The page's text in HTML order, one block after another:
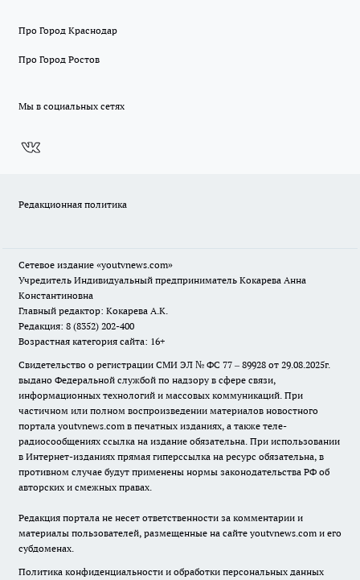
Про Город Краснодар
Про Город Ростов
Мы в социальных сетях
Редакционная политика
Сетевое издание «youtvnews.com»
Учредитель Индивидуальный предприниматель Кокарева Анна
Константиновна
Главный редактор: Кокарева А.К.
Редакция: 8 (8352) 202-400
Возрастная категория сайта: 16+
Свидетельство о регистрации СМИ ЭЛ № ФС 77 – 89928 от 29.08.2025г.
выдано Федеральной службой по надзору в сфере связи,
информационных технологий и массовых коммуникаций. При
частичном или полном воспроизведении материалов новостного
портала youtvnews.com в печатных изданиях, а также теле-
радиосообщениях ссылка на издание обязательна. При использовании
в Интернет-изданиях прямая гиперссылка на ресурс обязательна, в
противном случае будут применены нормы законодательства РФ об
авторских и смежных правах.
Редакция портала не несет ответственности за комментарии и
материалы пользователей, размещенные на сайте youtvnews.com и его
субдоменах.
Политика конфиденциальности и обработки персональных данных